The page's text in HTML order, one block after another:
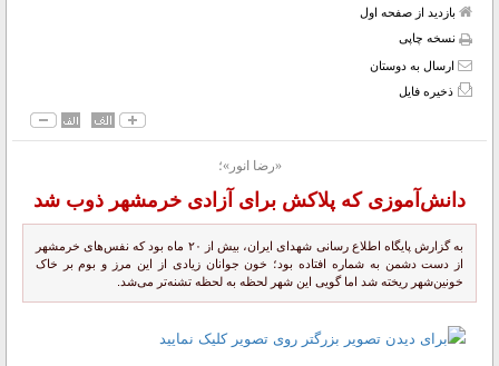
بازدید از صفحه اول
نسخه چاپی
ارسال به دوستان
ذخیره فایل
«رضا انور»؛
دانش‌آموزی که پلاکش برای آزادی خرمشهر ذوب شد
به گزارش پایگاه اطلاع رسانی شهدای ایران، بیش از ۲۰ ماه بود که نفس‌های خرمشهر
از دست دشمن به شماره افتاده بود؛ خون جوانان زیادی از این مرز و بوم بر خاک
خونین‌شهر ریخته ‌شد اما گویی این شهر لحظه به لحظه تشنه‌تر می‌شد.